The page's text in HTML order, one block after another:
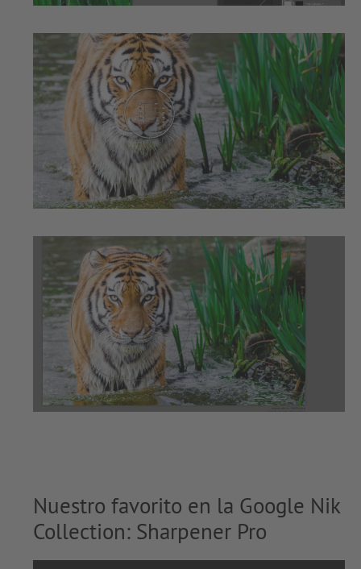
Nuestro favorito en la Google Nik
Collection: Sharpener Pro